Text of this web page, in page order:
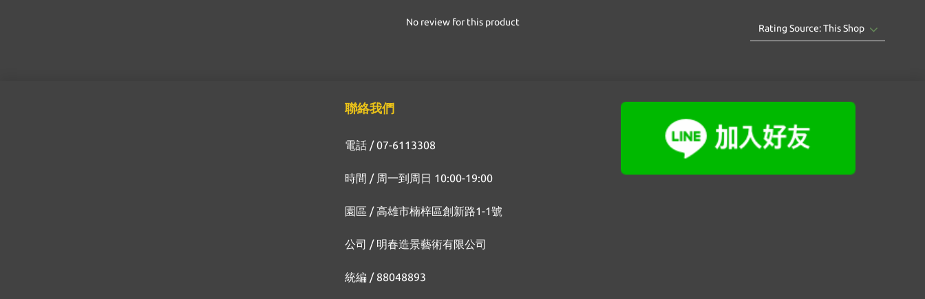
No review for this product
聯絡我們
電話 / 07-6113308
時間 / 周一到周日 10:00-19:00
園區 / 高雄市楠梓區創新路1-1號
公司 / 明春造景藝術有限公司
統編 / 88048893